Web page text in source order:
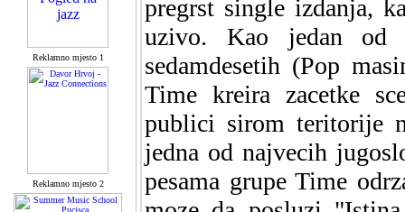
Reklamno mjesto 1
Reklamno mjesto 2
pregrst single izdanja,
uzivo. Kao jedan od
sedamdesetih (Pop
Time kreira zacetke
publici sirom teritorije
jedna od najvecih
pesama grupe Time